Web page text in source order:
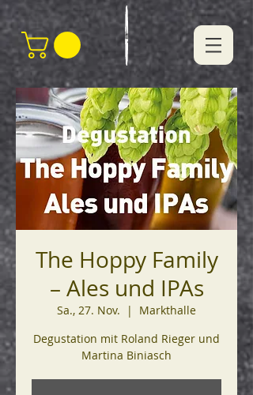
The Hoppy Family
– Ales und IPAs
Sa., 27. Nov.
  |
Markthalle
Degustation mit Roland Rieger und
Martina Biniasch